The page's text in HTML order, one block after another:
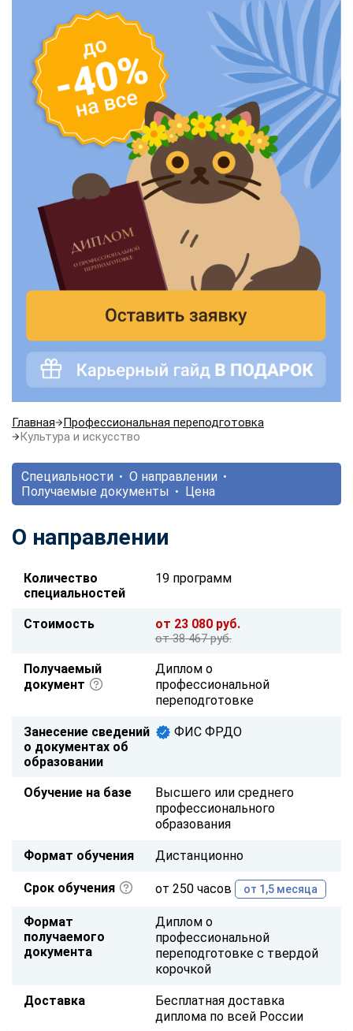
Главная
Профессиональная переподготовка
Культура и искусство
Специальности
О направлении
Получаемые документы
Цена
О направлении
Количество
специальностей
19 программ
Стоимость от 23 080 руб.
от 38 467 руб.
Получаемый
документ
Диплом о
профессиональной
переподготовке
Занесение сведений
о документах об
образовании
ФИС ФРДО
Обучение на базе
Высшего или среднего
профессионального
образования
Формат обучения Дистанционно
Срок обучения от 250 часов от 1,5 месяца
Формат
получаемого
документа
Диплом о
профессиональной
переподготовке с твердой
корочкой
Доставка
Бесплатная доставка
диплома по всей России